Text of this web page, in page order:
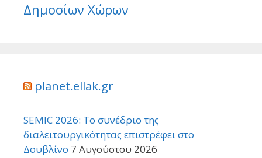
Δημοσίων Χώρων
planet.ellak.gr
SEMIC 2026: Το συνέδριο της
διαλειτουργικότητας επιστρέφει στο
Δουβλίνο 7 Αυγούστου 2026